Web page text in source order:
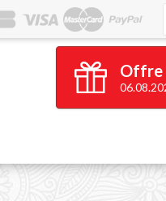
Offre
100